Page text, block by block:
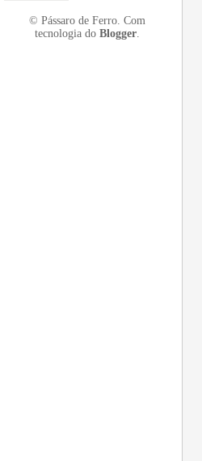
© Pássaro de Ferro. Com
tecnologia do Blogger.